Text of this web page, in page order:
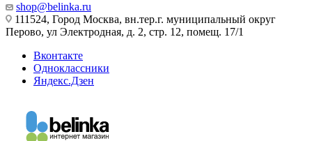
shop@belinka.ru
111524, Город Москва, вн.тер.г. муниципальный округ
Перово, ул Электродная, д. 2, стр. 12, помещ. 17/1
Вконтакте
Одноклассники
Яндекс.Дзен